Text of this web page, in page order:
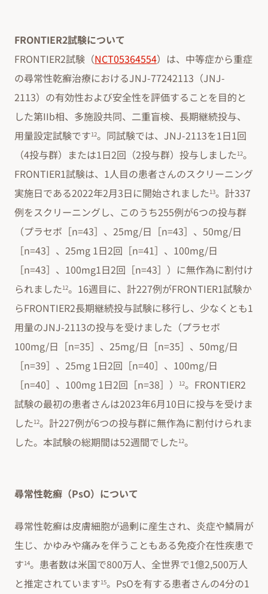
FRONTIER2試験について
FRONTIER2試験（NCT05364554）は、中等症から重症
の尋常性乾癬治療におけるJNJ-77242113（JNJ-
2113）の有効性および安全性を評価することを目的と
した第IIb相、多施設共同、二重盲検、長期継続投与、
用量設定試験です12。同試験では、JNJ-2113を1日1回
（4投与群）または1日2回（2投与群）投与しました12。
FRONTIER1試験は、1人目の患者さんのスクリーニング
実施日である2022年2月3日に開始されました13。計337
例をスクリーニングし、このうち255例が6つの投与群
（プラセボ［n=43］、25mg/日［n=43］、50mg/日
［n=43］、25mg 1日2回［n=41］、100mg/日
［n=43］、100mg1日2回［n=43］）に無作為に割付け
られました12。16週目に、計227例がFRONTIER1試験か
らFRONTIER2長期継続投与試験に移行し、少なくとも1
用量のJNJ-2113の投与を受けました（プラセボ
100mg/日［n=35］、25mg/日［n=35］、50mg/日
［n=39］、25mg 1日2回［n=40］、100mg/日
［n=40］、100mg 1日2回［n=38］）
12。FRONTIER2
試験の最初の患者さんは2023年6月10日に投与を受けま
した12。計227例が6つの投与群に無作為に割付けられま
した。本試験の総期間は52週間でした12。
尋常性乾癬（PsO）について
尋常性乾癬は皮膚細胞が過剰に産生され、炎症や鱗屑が
生じ、かゆみや痛みを伴うこともある免疫介在性疾患で
す14。患者数は米国で800万人、全世界で1億2,500万人
と推定されています15。PsOを有する患者さんの4分の1